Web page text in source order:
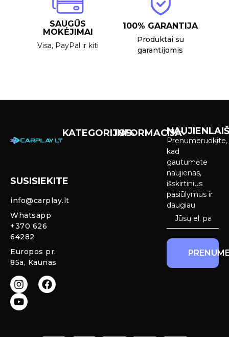
SAUGŪS
MOKĖJIMAI
Visa, PayPal ir kiti
100% GARANTIJA
Produktai su
garantijomis
SUSISIEKITE
info@carplay.lt
Whatsapp
+370 626
64282
Europos pr.
85a, Kaunas
KATEGORIJOS
galinio vaizdo
INFORMACIJA
Prenumeruokite,
kad
gautumėte
naujienas,
išskirtinius
pasiūlymus ir
daugiau